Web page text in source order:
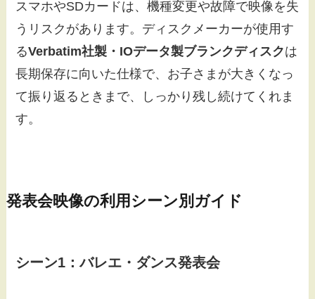
スマホやSDカードは、機種変更や故障で映像を失
うリスクがあります。ディスクメーカーが使用す
るVerbatim社製・IOデータ製ブランクディスクは
長期保存に向いた仕様で、お子さまが大きくなっ
て振り返るときまで、しっかり残し続けてくれま
す。
発表会映像の利用シーン別ガイド
シーン1：バレエ・ダンス発表会